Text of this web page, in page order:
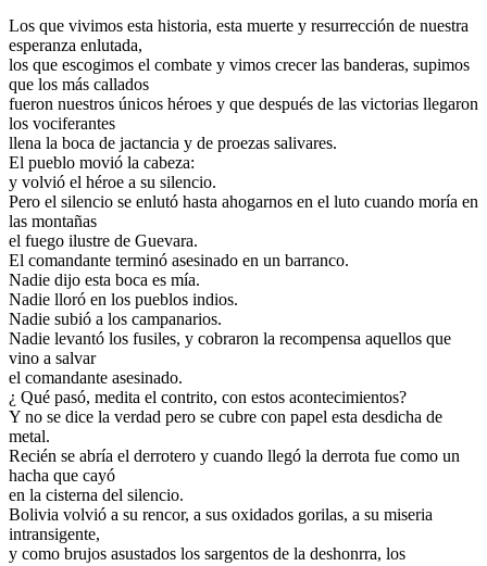
Los que vivimos esta historia, esta muerte y resurrección de nuestra
esperanza enlutada,
los que escogimos el combate y vimos crecer las banderas, supimos
que los más callados
fueron nuestros únicos héroes y que después de las victorias llegaron
los vociferantes
llena la boca de jactancia y de proezas salivares.
El pueblo movió la cabeza:
y volvió el héroe a su silencio.
Pero el silencio se enlutó hasta ahogarnos en el luto cuando moría en
las montañas
el fuego ilustre de Guevara.
El comandante terminó asesinado en un barranco.
Nadie dijo esta boca es mía.
Nadie lloró en los pueblos indios.
Nadie subió a los campanarios.
Nadie levantó los fusiles, y cobraron la recompensa aquellos que
vino a salvar
el comandante asesinado.
¿ Qué pasó, medita el contrito, con estos acontecimientos?
Y no se dice la verdad pero se cubre con papel esta desdicha de
metal.
Recién se abría el derrotero y cuando llegó la derrota fue como un
hacha que cayó
en la cisterna del silencio.
Bolivia volvió a su rencor, a sus oxidados gorilas, a su miseria
intransigente,
y como brujos asustados los sargentos de la deshonrra, los